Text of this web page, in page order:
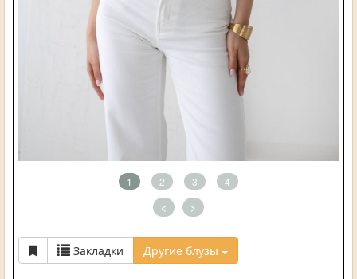
1 2 3 4
< >
Закладки Другие блузы